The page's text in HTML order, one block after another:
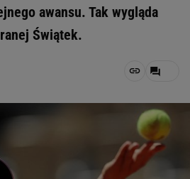
awansu. Tak wygląda
Świątek.